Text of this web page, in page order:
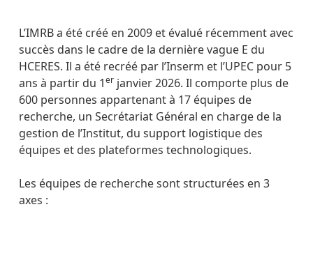
L’IMRB a été créé en 2009 et évalué récemment avec
succès dans le cadre de la dernière vague E du
HCERES. Il a été recréé par l’Inserm et l’UPEC pour 5
ans à partir du 1er janvier 2026. Il comporte plus de
600 personnes appartenant à 17 équipes de
recherche, un Secrétariat Général en charge de la
gestion de l’Institut, du support logistique des
équipes et des plateformes technologiques.
Les équipes de recherche sont structurées en 3
axes :